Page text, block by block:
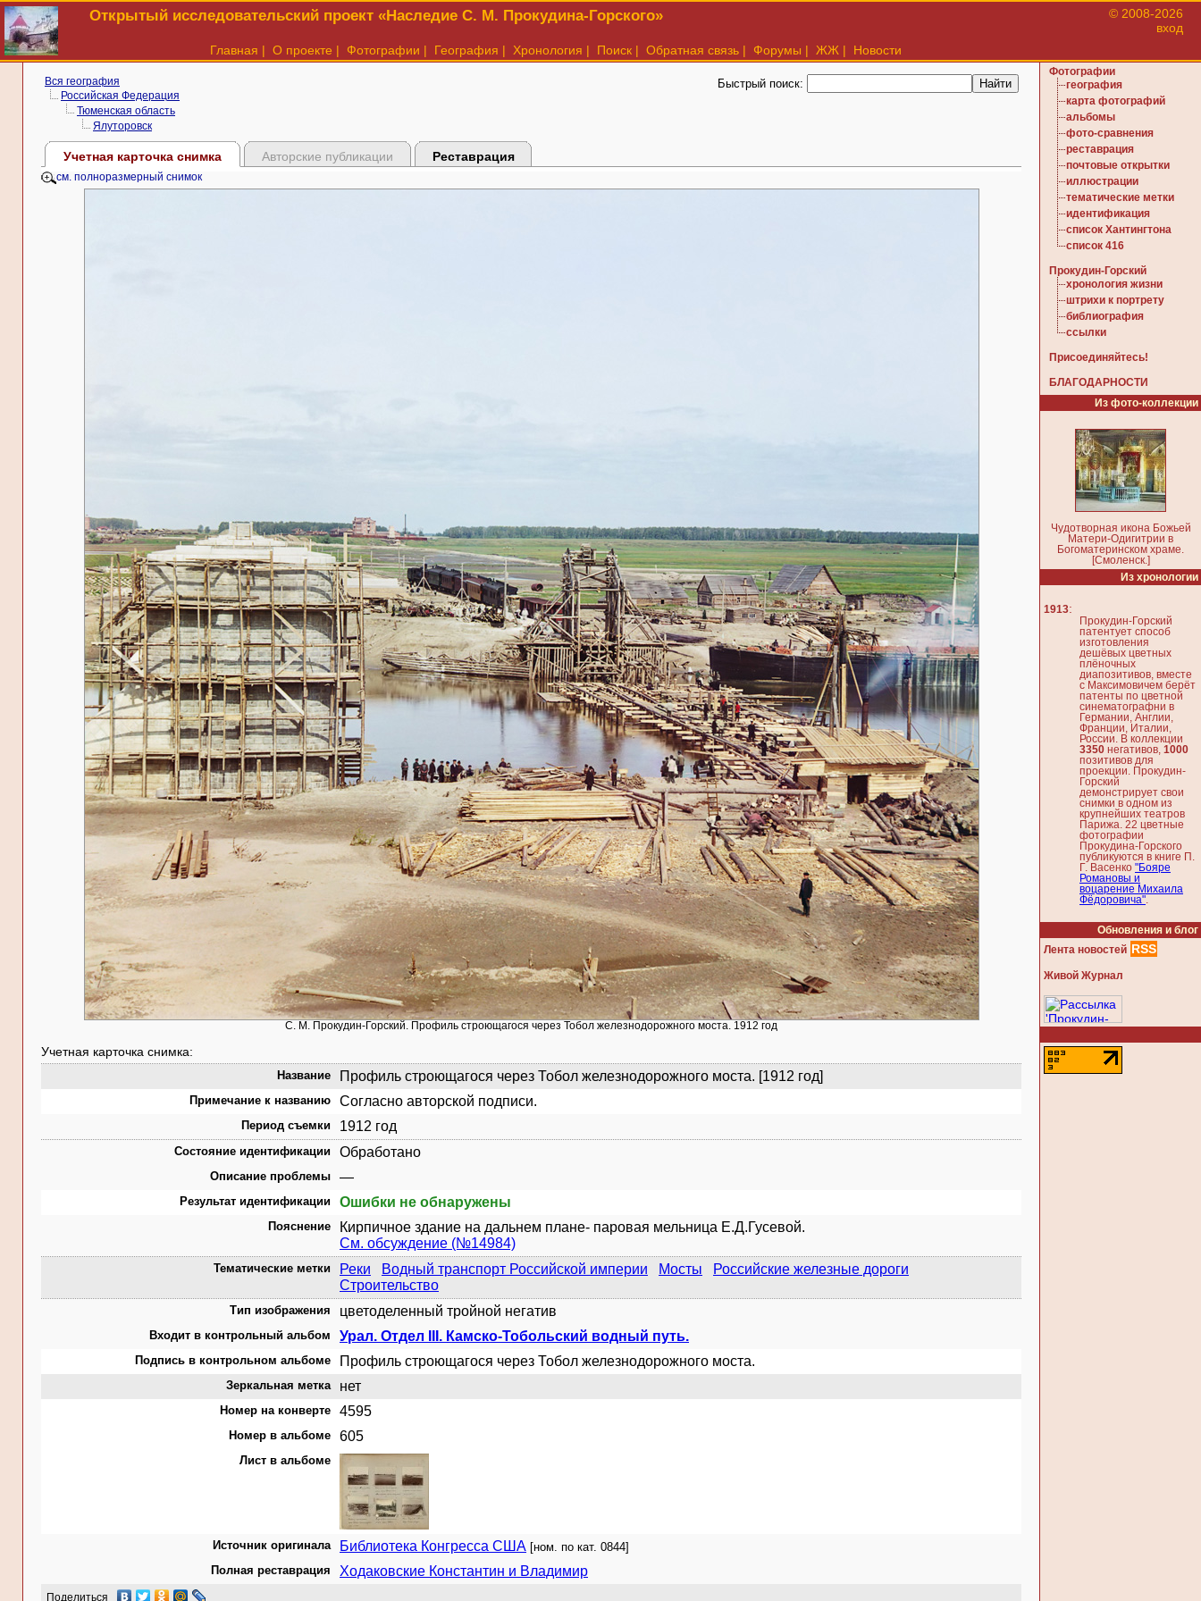
Открытый исследовательский проект «Наследие С. М. Прокудина-Горского»
© 2008-2026
вход
Главная | О проекте | Фотографии | География | Хронология | Поиск | Обратная связь | Форумы | ЖЖ | Новости
Вся география
Российская Федерация
Тюменская область
Ялуторовск
Быстрый поиск:
Учетная карточка снимка Авторские публикации Реставрация
см. полноразмерный снимок
С. М. Прокудин-Горский. Профиль строющагося через Тобол железнодорожного моста. 1912 год
Учетная карточка снимка:
Название Профиль строющагося через Тобол железнодорожного моста. [1912 год]
Примечание к названию Согласно авторской подписи.
Период съемки 1912 год
Состояние идентификации Обработано
Описание проблемы —
Результат идентификации Ошибки не обнаружены
Пояснение
Кирпичное здание на дальнем плане- паровая мельница Е.Д.Гусевой.
См. обсуждение (№14984)
Тематические метки Реки Водный транспорт Российской империи Мосты
Российские железные дороги
Строительство
Тип изображения цветоделенный тройной негатив
Входит в контрольный альбом Урал. Отдел III. Камско-Тобольский водный путь.
Подпись в контрольном альбоме Профиль строющагося через Тобол железнодорожного моста.
Зеркальная метка нет
Номер на конверте 4595
Номер в альбоме 605
Лист в альбоме
Источник оригинала Библиотека Конгресса США [ном. по кат. 0844]
Полная реставрация
Ходаковские Константин и Владимир
Поделиться
Фотографии
география
карта фотографий
альбомы
фото-сравнения
реставрация
почтовые открытки
иллюстрации
тематические метки
идентификация
список Хантингтона
список 416
Прокудин-Горский
хронология жизни
штрихи к портрету
библиография
ссылки
Присоединяйтесь!
БЛАГОДАРНОСТИ
Из фото-коллекции
Чудотворная икона Божьей
Матери-Одигитрии в
Богоматеринском храме.
[Смоленск.]
Из хронологии
1913:
Прокудин-Горский
патентует способ
изготовления
дешёвых цветных
плёночных
диапозитивов, вместе
с Максимовичем берёт
патенты по цветной
синематографни в
Германии, Англии,
Франции, Италии,
России. В коллекции
3350 негативов, 1000
позитивов для
проекции. Прокудин-
Горский
демонстрирует свои
снимки в одном из
крупнейших театров
Парижа. 22 цветные
фотографии
Прокудина-Горского
публикуются в книге П.
Г. Васенко "Бояре
Романовы и
воцарение Михаила
Фёдоровича"
Обновления и блог
Лента новостей RSS
Живой Журнал